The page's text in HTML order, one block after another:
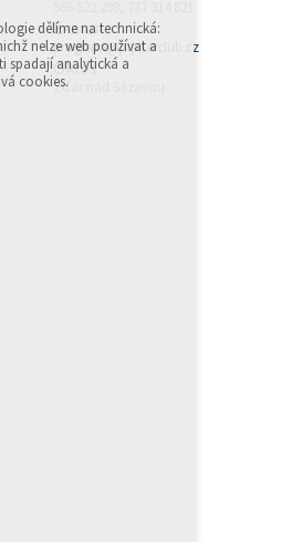
E-mail
program@jupiterclub.cz
Okres
Žďár nad Sázavou
cookies
vše
dělíme na technická:
nelze web používat a
spadají analytická a
cookies.